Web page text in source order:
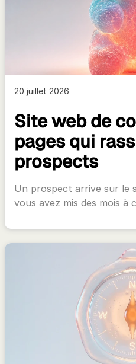
20 juillet 2026
Site web de
pages qui
prospects
Un prospect arrive sur le
vous avez mis des mois